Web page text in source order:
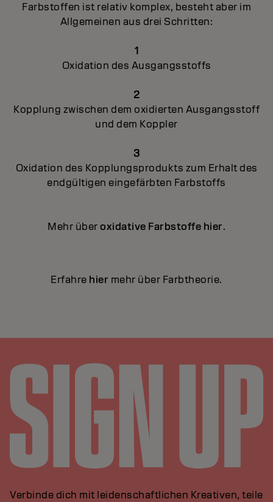
Farbstoffen ist relativ komplex, besteht aber im
Allgemeinen aus drei Schritten:
1
Oxidation des Ausgangsstoffs
2
Kopplung zwischen dem oxidierten Ausgangsstoff
und dem Koppler
3
Oxidation des Kopplungsprodukts zum Erhalt des
endgültigen eingefärbten Farbstoffs
Mehr überoxidative Farbstoffe hier.
Erfahre hier mehr über Farbtheorie.
Verbinde dich mit leidenschaftlichen Kreativen, teile